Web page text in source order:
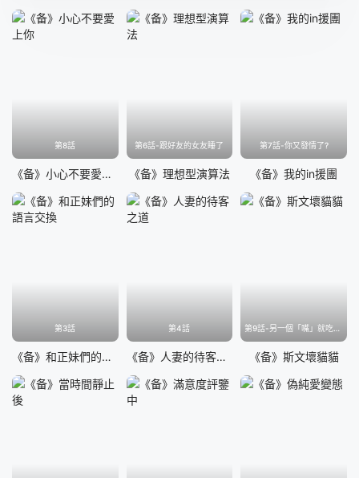
第45話 第46話 第47話 第48話
第61話 第62話 第63話 第64話
第65話 第66話 第67話 第68話
第69話 第70話
第8話
《备》小心不要愛上你
第6話-跟好友的女友睡了
《备》理想型演算法
第7話-你又發情了?
《备》我的in援團
第3話
《备》和正妹們的語言交換
第4話
《备》人妻的待客之道 《备》斯文壞貓貓